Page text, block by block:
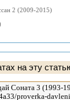
2 (2009-2015)
на эту